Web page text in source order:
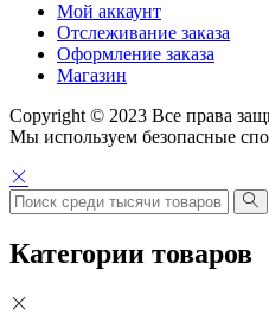
Мой аккаунт
Отслеживание заказа
Оформление заказа
Магазин
Copyright © 2023 Все права
Мы используем безопасные
Категории товаров